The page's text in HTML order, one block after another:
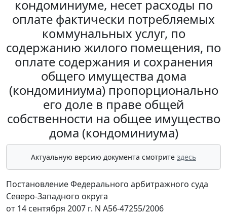
кондоминиуме, несет расходы по
оплате фактически потребляемых
коммунальных услуг, по
содержанию жилого помещения, по
оплате содержания и сохранения
общего имущества дома
(кондоминиума) пропорционально
его доле в праве общей
собственности на общее имущество
дома (кондоминиума)
Актуальную версию документа смотрите здесь
Постановление Федерального арбитражного суда
Северо-Западного округа
от 14 сентября 2007 г. N А56-47255/2006